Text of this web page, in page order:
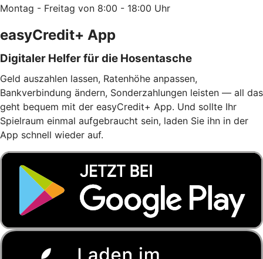
Montag - Freitag von 8:00 - 18:00 Uhr
easyCredit+ App
Digitaler Helfer für die Hosentasche
Geld auszahlen lassen, Ratenhöhe anpassen,
Bankverbindung ändern, Sonderzahlungen leisten — all das
geht bequem mit der easyCredit+ App. Und sollte Ihr
Spielraum einmal aufgebraucht sein, laden Sie ihn in der
App schnell wieder auf.